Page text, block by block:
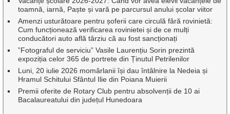
toamnă, iarnă, Paște și vară pe parcursul anului școlar viitor
Amenzi usturătoare pentru șoferii care circulă fără rovinietă:
Cum funcționează verificarea rovinietei și de ce mulți
conducători auto află târziu că au fost sancționați
”Fotograful de serviciu” Vasile Laurențiu Sorin prezintă
expoziția celor 365 de portrete din Ținutul Petrilenilor
Luni, 20 iulie 2026 momârlanii își dau întâlnire la Nedeia și
Hramul Schitului Sfântul Ilie din Poiana Muierii
Premii oferite de Rotary Club pentru absolvenții de 10 ai
Bacalaureatului din județul Hunedoara